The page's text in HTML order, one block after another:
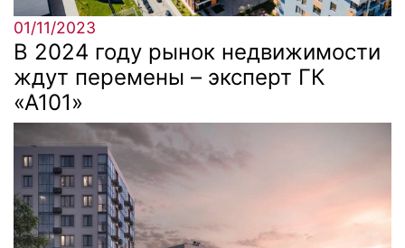
01/11/2023
В 2024 году рынок недвижимости
ждут перемены – эксперт ГК
«А101»